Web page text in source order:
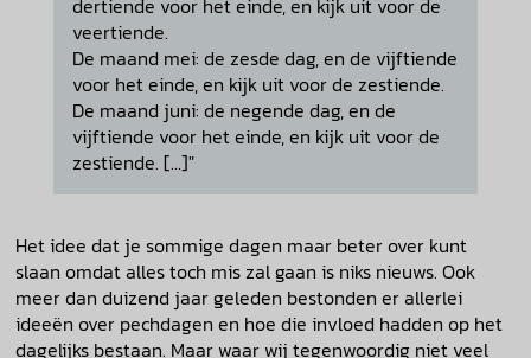
dertiende voor het einde, en kijk uit voor de
veertiende.
De maand mei: de zesde dag, en de vijftiende
voor het einde, en kijk uit voor de zestiende.
De maand juni: de negende dag, en de
vijftiende voor het einde, en kijk uit voor de
zestiende. […]"
Het idee dat je sommige dagen maar beter over kunt
slaan omdat alles toch mis zal gaan is niks nieuws. Ook
meer dan duizend jaar geleden bestonden er allerlei
ideeën over pechdagen en hoe die invloed hadden op het
dagelijks bestaan. Maar waar wij tegenwoordig niet veel